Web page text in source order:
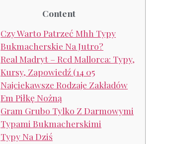
Content
Czy Warto Patrzeć Mhh Typy
Bukmacherskie Na Jutro?
Real Madryt – Rcd Mallorca: Typy,
Kursy, Zapowiedź (14 05
Najciekawsze Rodzaje Zakładów
Em Piłkę Nożną
Gram Grubo Tylko Z Darmowymi
Typami Bukmacherskimi
Typy Na Dziś